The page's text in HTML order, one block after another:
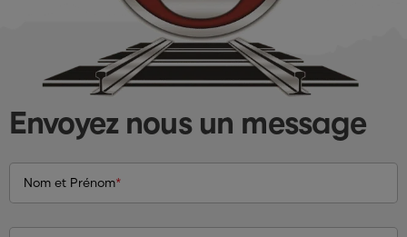
Envoyez nous un message
Nom et Prénom*